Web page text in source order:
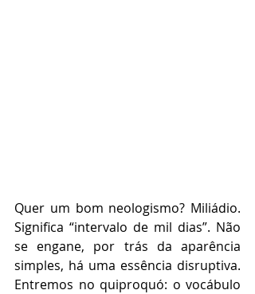
Quer um bom neologismo? Miliádio.
Significa “intervalo de mil dias”. Não
se engane, por trás da aparência
simples, há uma essência disruptiva.
Entremos no quiproquó: o vocábulo